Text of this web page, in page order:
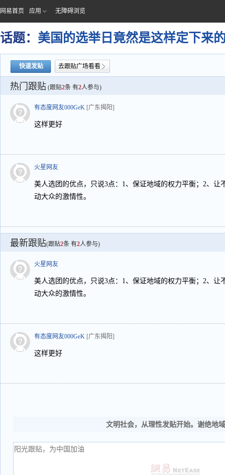
网易首页 应用 无障碍浏览
话题： 美国的选举日竟然是这样定下来
快速发贴 去跟贴广场看看
热门跟贴 (跟贴2条 有2人参与)
有态度网友000GeK [广东揭阳]
这样更好
火星网友
美人选团的优点，只说3点：1、保证地域的权力平衡；2、让
动大众的激情性。
最新跟贴(跟贴2条 有2人参与)
火星网友
美人选团的优点，只说3点：1、保证地域的权力平衡；2、让
动大众的激情性。
有态度网友000GeK [广东揭阳]
这样更好
文明社会，从理性发贴开始。谢绝地